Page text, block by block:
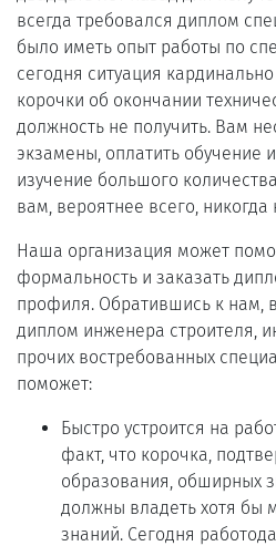
всегда требовался диплом
было иметь опыт работы по
сегодня ситуация
корочки об окончании
должность не получить. Вам
экзамены, оплатить обучение
изучение большого
вам, вероятнее всего, никогда
Наша организация может
формальность и заказать
профиля. Обратившись к нам,
диплом инженера строителя,
прочих востребованных
поможет:
Быстро устроится на
факт, что корочка,
образования, обширных
должны владеть хотя бы
знаний. Сегодня